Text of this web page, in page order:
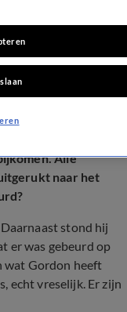
door
Alle
naar het
stond hij
er was gebeurd op
wat Gordon heeft
echt vreselijk. Er zijn